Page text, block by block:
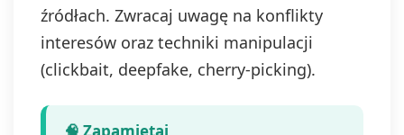
źródłach. Zwracaj uwagę na konflikty
interesów oraz techniki manipulacji
(clickbait, deepfake, cherry-picking).